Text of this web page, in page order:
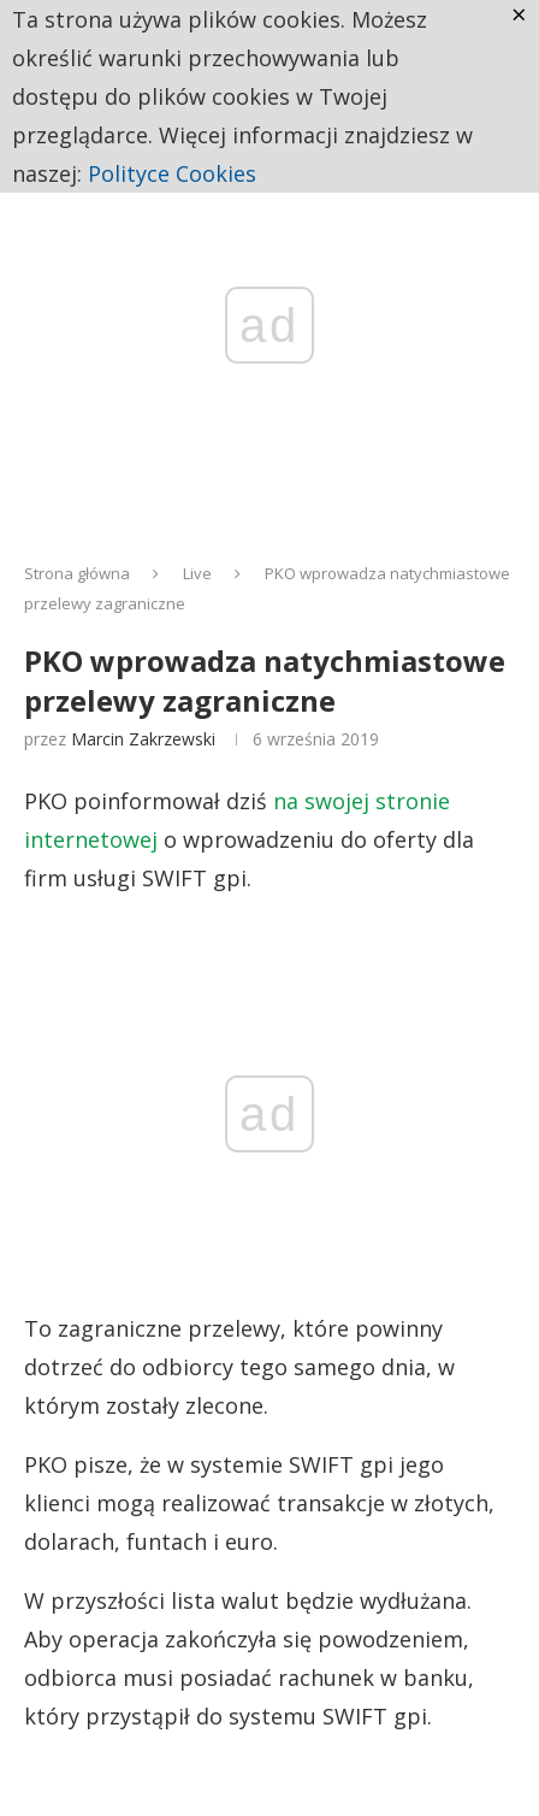
ad
Strona główna Live
PKO wprowadza natychmiastowe
przelewy zagraniczne
PKO wprowadza natychmiastowe
przelewy zagraniczne
przez Marcin Zakrzewski 6 września 2019
PKO poinformował dziś na swojej stronie
internetowej o wprowadzeniu do oferty dla
firm usługi SWIFT gpi.
ad
To zagraniczne przelewy, które powinny
dotrzeć do odbiorcy tego samego dnia, w
którym zostały zlecone.
PKO pisze, że w systemie SWIFT gpi jego
klienci mogą realizować transakcje w złotych,
dolarach, funtach i euro.
W przyszłości lista walut będzie wydłużana.
Aby operacja zakończyła się powodzeniem,
odbiorca musi posiadać rachunek w banku,
który przystąpił do systemu SWIFT gpi.
Ta strona używa plików cookies. Możesz
określić warunki przechowywania lub
dostępu do plików cookies w Twojej
przeglądarce. Więcej informacji znajdziesz w
naszej: Polityce Cookies
×